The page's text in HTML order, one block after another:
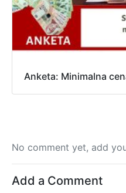
Anketa: Minimalna
No comment yet, add
Add a Comment